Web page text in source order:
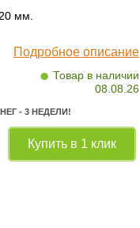
мм.
Подробное описание
• Товар в наличии
08.08.26
- 3 НЕДЕЛИ!
Купить в 1 клик